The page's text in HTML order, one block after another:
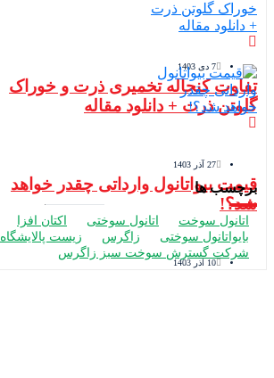
کنجاله تخمیری ذرت و خوراک
ذرت + دانلود مقاله
وارداتی چقدر خواهد
ها
سوخت اتانول سوختی اکتان افزا ایدرو
سوختی
زاگرس زیست پالایشگاه
گسترش سوخت سبز زاگرس